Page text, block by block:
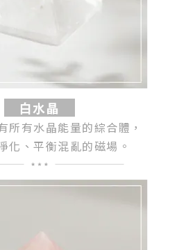
白水晶
所有水晶能量的綜合體，
化、平衡混亂的磁場。